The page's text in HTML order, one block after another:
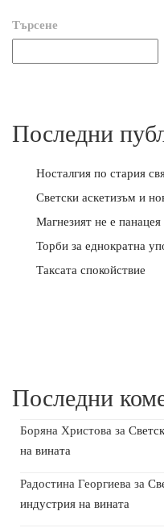
Търсене
Последни
Носталгия по стария
Светски аскетизъм и
Магнезият не е панацея
Торби за еднократна
Таксата спокойствие
Последни
Боряна Христова за
на вината
Радостина Георгиева за
индустрия на вината